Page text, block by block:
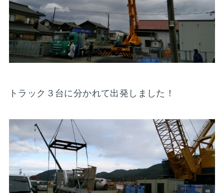
トラック３台に分かれて出発しました！